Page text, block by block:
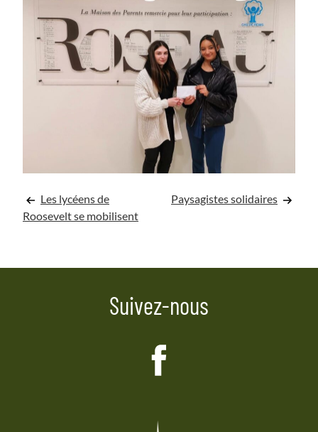
Navigation
l’article
Les lycéens de
Roosevelt se mobilisent
Paysagistes solidaires
Suivez-nous